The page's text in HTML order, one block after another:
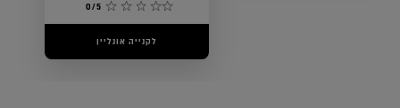
0/5
לקנייה אונליין